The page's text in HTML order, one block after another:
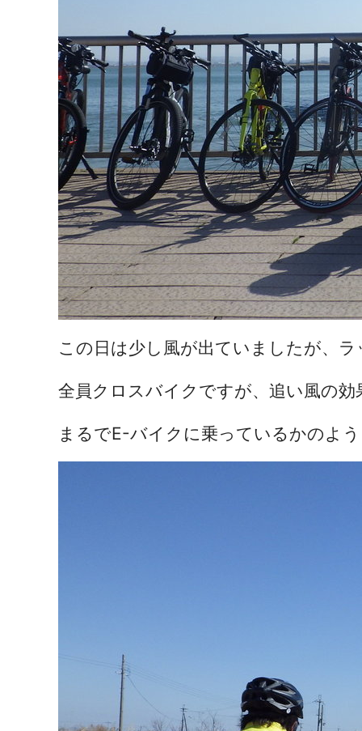
この日は少し風が出ていましたが、
全員クロスバイクですが、 追い風の効
まるでE-バイクに乗っているかのよ